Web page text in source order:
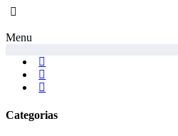
Menu
Categorias